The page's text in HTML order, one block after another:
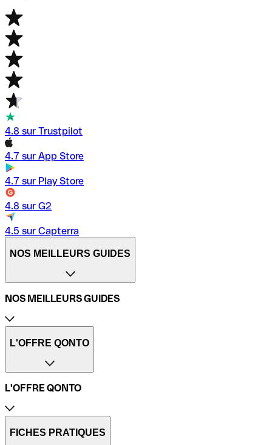
4.8 sur Trustpilot
4.7 sur App Store
4.7 sur Play Store
4.8 sur G2
4.5 sur Capterra
NOS MEILLEURS GUIDES
NOS MEILLEURS GUIDES
Compte professionnel Qonto
Création d’entreprise
Dépôt de chèque
Déclarer ses frais de repas
Indemnité kilométrique
Frais de virement bancaire
L'OFFRE QONTO
L'OFFRE QONTO
Tarifs
Product Tour
FICHES PRATIQUES